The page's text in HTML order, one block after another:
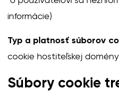
informácie)
Typ a platnosť súborov
cookie hostiteľskej
Súbory cookie